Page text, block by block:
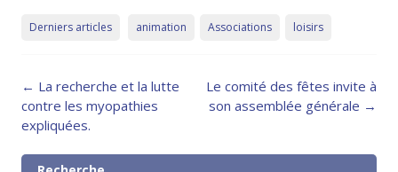
Derniers articles animation Associations loisirs
Post
navigation
← La recherche et la lutte
contre les myopathies
expliquées.
Le comité des fêtes invite à
son assemblée générale →